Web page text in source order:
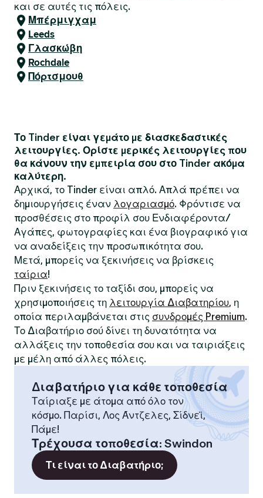
και σε αυτές τις πόλεις.
Μπέρμιγχαμ
Leeds
Γλασκώβη
Rochdale
Πόρτσμουθ
Το Tinder είναι γεμάτο με διασκεδαστικές
λειτουργίες. Ορίστε μερικές λειτουργίες που
θα κάνουν την εμπειρία σου στο Tinder ακόμα
καλύτερη.
Αρχικά, το Tinder είναι απλό. Απλά πρέπει να
δημιουργήσεις έναν λογαριασμό. Φρόντισε να
προσθέσεις στο προφίλ σου Ενδιαφέροντα/
Αγάπες, φωτογραφίες και ένα βιογραφικό για
να αναδείξεις την προσωπικότητα σου.
Μετά, μπορείς να ξεκινήσεις να βρίσκεις
ταίρια!
Πριν ξεκινήσεις το ταξίδι σου, μπορείς να
χρησιμοποιήσεις τη λειτουργία Διαβατηρίου, η
οποία περιλαμβάνεται στις συνδρομές Premium.
Το Διαβατήριο σού δίνει τη δυνατότητα να
αλλάξεις την τοποθεσία σου και να ταιριάξεις
με μέλη από άλλες πόλεις.
Διαβατήριο για κάθε τοποθεσία
Ταίριαξε με άτομα από όλο τον
κόσμο. Παρίσι, Λος Άντζελες, Σίδνεϊ,
Πάμε!
Τρέχουσα τοποθεσία: Swindon
Τι είναι το Διαβατήριο;